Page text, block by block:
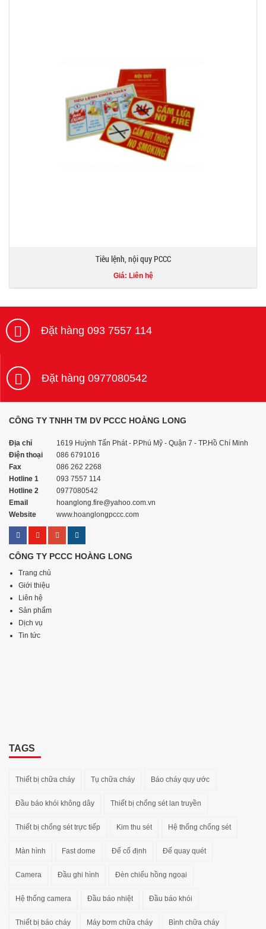
Tiêu lệnh, nội quy PCCC
Giá: Liên hệ
Đặt hàng 093 7557 114
Đặt hàng 0977080542
CÔNG TY TNHH TM DV PCCC HOÀNG LONG
Địa chỉ
1619 Huỳnh Tấn Phát - P.Phú Mỹ - Quận 7 - TP.Hồ Chí Minh
Điện thoại
086 6791016
Fax
086 262 2268
Hotline 1
093 7557 114
Hotline 2
0977080542
Email
hoanglong.fire@yahoo.com.vn
Website
www.hoanglongpccc.com
CÔNG TY PCCC HOÀNG LONG
Trang chủ
Giới thiệu
Liên hệ
Sản phẩm
Dịch vụ
Tin tức
TAGS
Thiết bị chữa cháy Tụ chữa cháy Báo cháy quy ước
Đầu báo khói không dây Thiết bị chống sét lan truyền
Thiết bị chống sét trực tiếp Kim thu sét Hệ thống chống sét
Màn hình Fast dome Đế cố định Đế quay quét
Camera Đầu ghi hình Đèn chiếu hồng ngoại
Hệ thống camera Đầu báo nhiệt Đầu báo khói
Thiết bị báo cháy Máy bơm chữa cháy Bình chữa cháy